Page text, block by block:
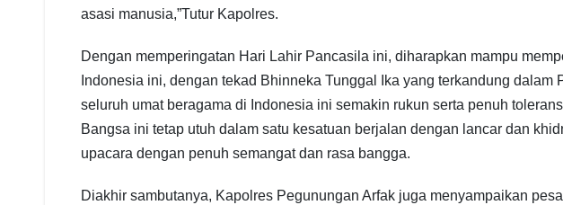
asasi manusia,”Tutur Kapolres.
Dengan memperingatan Hari Lahir Pancasila ini, diharapkan mampu
Indonesia ini, dengan tekad Bhinneka Tunggal Ika yang terkandung
seluruh umat beragama di Indonesia ini semakin rukun serta penuh
Bangsa ini tetap utuh dalam satu kesatuan berjalan dengan lancar dan
upacara dengan penuh semangat dan rasa bangga.
Diakhir sambutanya, Kapolres Pegunungan Arfak juga menyampaikan